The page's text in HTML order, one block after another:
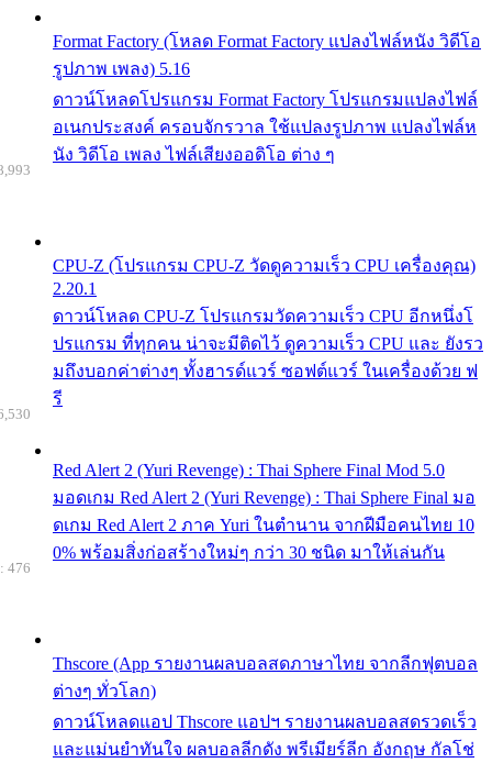
Format Factory (โหลด Format Factory แปลงไฟล์หนัง วิดีโอ
รูปภาพ เพลง) 5.16
ดาวน์โหลดโปรแกรม Format Factory โปรแกรมแปลงไฟล์
อเนกประสงค์ ครอบจักรวาล ใช้แปลงรูปภาพ แปลงไฟล์ห
นัง วิดีโอ เพลง ไฟล์เสียงออดิโอ ต่าง ๆ
CPU-Z (โปรแกรม CPU-Z วัดดูความเร็ว CPU เครื่องคุณ)
2.20.1
ดาวน์โหลด CPU-Z โปรแกรมวัดความเร็ว CPU อีกหนึ่งโ
ปรแกรม ที่ทุกคน น่าจะมีติดไว้ ดูความเร็ว CPU และ ยังรว
มถึงบอกค่าต่างๆ ทั้งฮารด์แวร์ ซอฟต์แวร์ ในเครื่องด้วย ฟ
รี
Red Alert 2 (Yuri Revenge) : Thai Sphere Final Mod 5.0
มอดเกม Red Alert 2 (Yuri Revenge) : Thai Sphere Final มอ
ดเกม Red Alert 2 ภาค Yuri ในตำนาน จากฝีมือคนไทย 10
0% พร้อมสิ่งก่อสร้างใหม่ๆ กว่า 30 ชนิด มาให้เล่นกัน
Thscore (App รายงานผลบอลสดภาษาไทย จากลีกฟุตบอล
ต่างๆ ทั่วโลก)
ดาวน์โหลดแอป Thscore แอปฯ รายงานผลบอลสดรวดเร็ว
และแม่นยำทันใจ ผลบอลลีกดัง พรีเมียร์ลีก อังกฤษ กัลโช่
476